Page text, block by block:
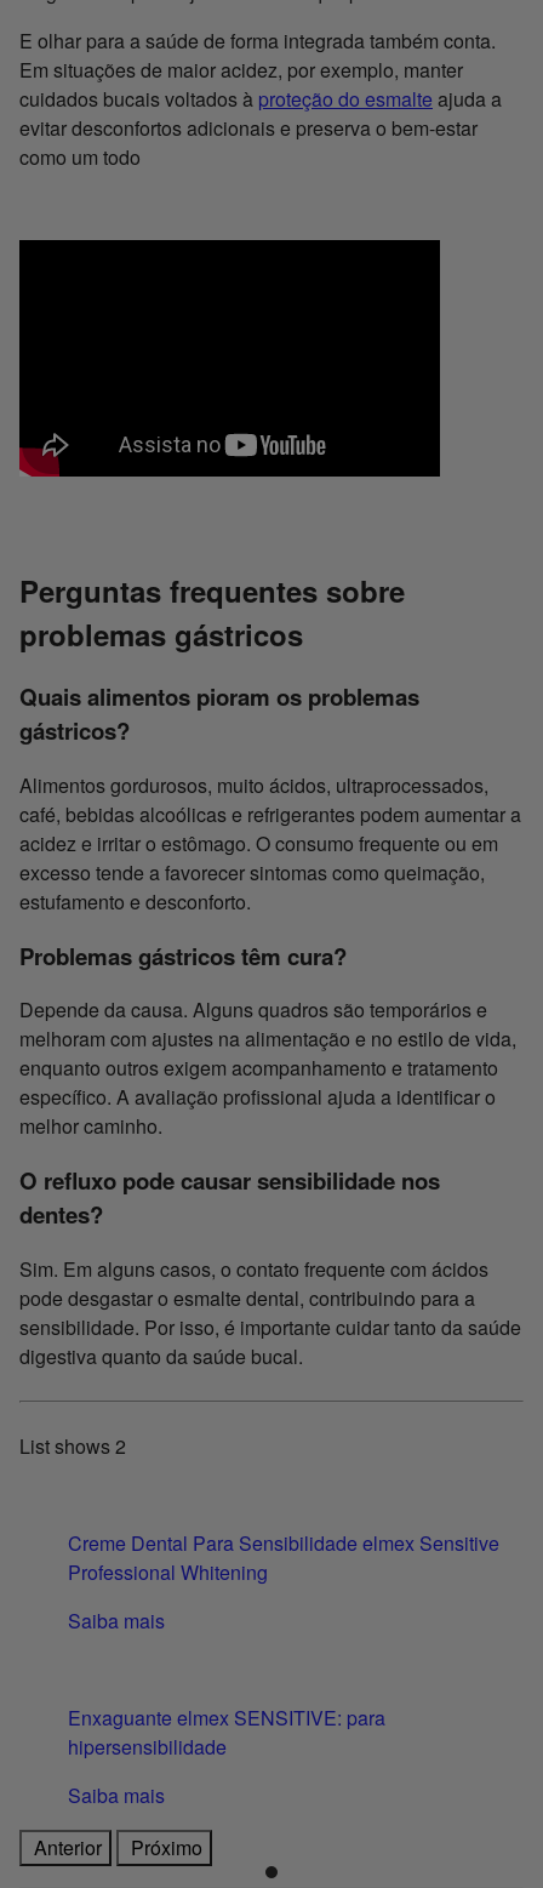
E olhar para a saúde de forma integrada também conta.
Em situações de maior acidez, por exemplo, manter
cuidados bucais voltados à proteção do esmalte ajuda a
evitar desconfortos adicionais e preserva o bem-estar
como um todo
Perguntas frequentes sobre
problemas gástricos
Quais alimentos pioram os problemas
gástricos?
Alimentos gordurosos, muito ácidos, ultraprocessados,
café, bebidas alcoólicas e refrigerantes podem aumentar a
acidez e irritar o estômago. O consumo frequente ou em
excesso tende a favorecer sintomas como queimação,
estufamento e desconforto.
Problemas gástricos têm cura?
Depende da causa. Alguns quadros são temporários e
melhoram com ajustes na alimentação e no estilo de vida,
enquanto outros exigem acompanhamento e tratamento
específico. A avaliação profissional ajuda a identificar o
melhor caminho.
O refluxo pode causar sensibilidade nos
dentes?
Sim. Em alguns casos, o contato frequente com ácidos
pode desgastar o esmalte dental, contribuindo para a
sensibilidade. Por isso, é importante cuidar tanto da saúde
digestiva quanto da saúde bucal.
List shows2
Creme Dental Para Sensibilidade elmex Sensitive
Professional Whitening
Saiba mais
Enxaguante elmex SENSITIVE: para
hipersensibilidade
Saiba mais
Anterior
Próximo